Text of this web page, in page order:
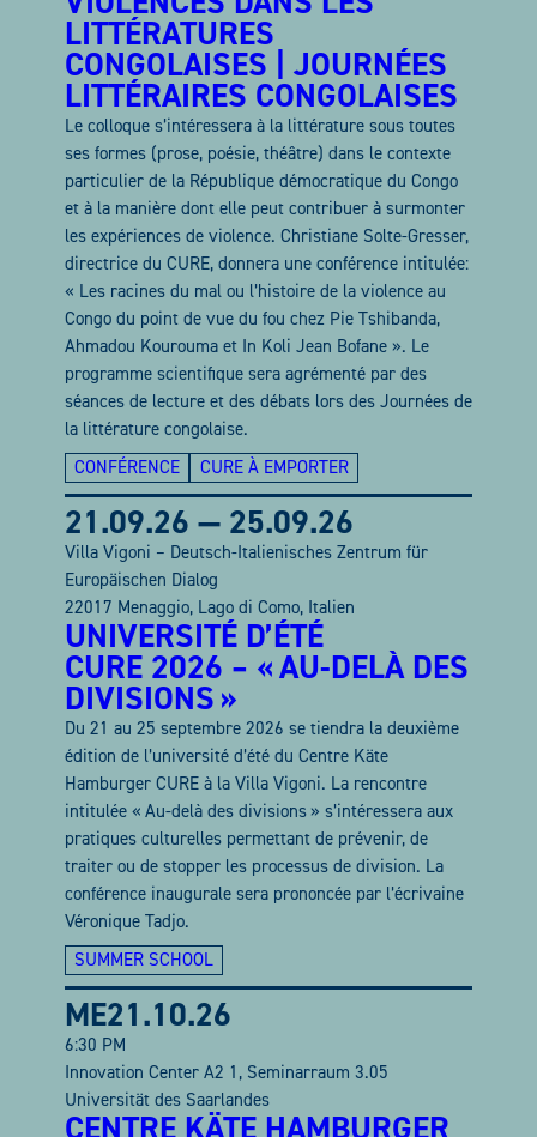
LITTÉRATURES
CONGOLAISES | JOURNÉES
LITTÉRAIRES CONGOLAISES
Le colloque s’intéressera à la littérature sous toutes
ses formes (prose, poésie, théâtre) dans le contexte
particulier de la République démocratique du Congo
et à la manière dont elle peut contribuer à surmonter
les expériences de violence. Christiane Solte-Gresser,
directrice du CURE, donnera une conférence intitulée:
« Les racines du mal ou l’histoire de la violence au
Congo du point de vue du fou chez Pie Tshibanda,
Ahmadou Kourouma et In Koli Jean Bofane ». Le
programme scientifique sera agrémenté par des
séances de lecture et des débats lors des Journées de
la littérature congolaise.
CONFÉRENCE
CURE À EMPORTER
21.09.26 — 25.09.26
Villa Vigoni – Deutsch-Italienisches Zentrum für
Europäischen Dialog
22017 Menaggio, Lago di Como, Italien
UNIVERSITÉ D’ÉTÉ
CURE 2026 – « AU-DELÀ DES
DIVISIONS »
Du 21 au 25 septembre 2026 se tiendra la deuxième
édition de l’université d’été du Centre Käte
Hamburger CURE à la Villa Vigoni. La rencontre
intitulée « Au-delà des divisions » s’intéressera aux
pratiques culturelles permettant de prévenir, de
traiter ou de stopper les processus de division. La
conférence inaugurale sera prononcée par l’écrivaine
Véronique Tadjo.
SUMMER SCHOOL
ME21.10.26
6:30 PM
Innovation Center A2 1, Seminarraum 3.05
Universität des Saarlandes